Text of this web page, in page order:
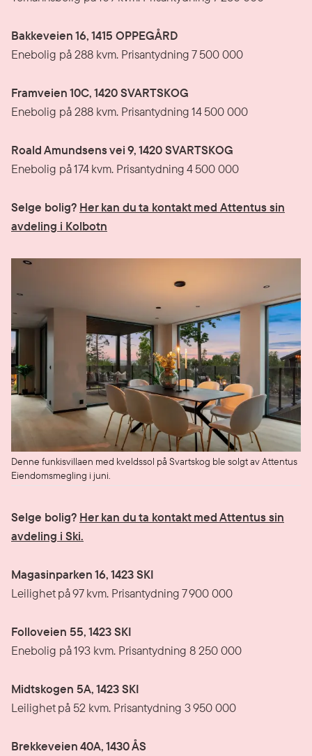
Bakkeveien 16, 1415 OPPEGÅRD
Enebolig på 288 kvm. Prisantydning 7 500 000
Framveien 10C, 1420 SVARTSKOG
Enebolig på 288 kvm. Prisantydning 14 500 000
Roald Amundsens vei 9, 1420 SVARTSKOG
Enebolig på 174 kvm. Prisantydning 4 500 000
Selge bolig? Her kan du ta kontakt med Attentus sin
avdeling i Kolbotn
Denne funkisvillaen med kveldssol på Svartskog ble solgt av Attentus
Eiendomsmegling i juni.
Selge bolig? Her kan du ta kontakt med Attentus sin
avdeling i Ski.
Magasinparken 16, 1423 SKI
Leilighet på 97 kvm. Prisantydning 7 900 000
Folloveien 55, 1423 SKI
Enebolig på 193 kvm. Prisantydning 8 250 000
Midtskogen 5A, 1423 SKI
Leilighet på 52 kvm. Prisantydning 3 950 000
Brekkeveien 40A, 1430 ÅS